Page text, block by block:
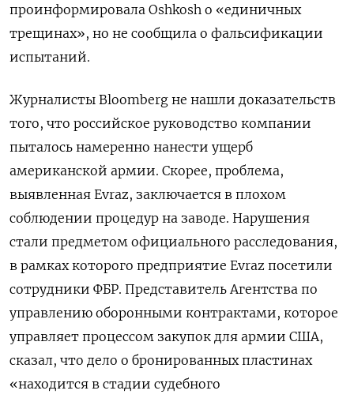
проинформировала Oshkosh о «единичных
трещинах», но не сообщила о фальсификации
испытаний.
Журналисты Bloomberg не нашли доказательств
того, что российское руководство компании
пыталось намеренно нанести ущерб
американской армии. Скорее, проблема,
выявленная Evraz, заключается в плохом
соблюдении процедур на заводе. Нарушения
стали предметом официального расследования,
в рамках которого предприятие Evraz посетили
сотрудники ФБР. Представитель Агентства по
управлению оборонными контрактами, которое
управляет процессом закупок для армии США,
сказал, что дело о бронированных пластинах
«находится в стадии судебного